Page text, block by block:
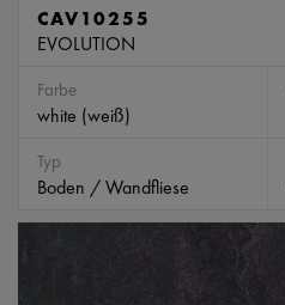
CAV10255
EVOLUTION
Farbe
white (weiß)
Typ
Boden / Wandfliese